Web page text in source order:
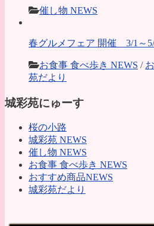
催し物 NEWS
春グルメフェア 開催 3/1～5/
お食事 食べ歩き NEWS /
苑だより
城彩苑にゅーす
桜の小路
城彩苑 NEWS
催し物 NEWS
お食事 食べ歩き NEWS
おすすめ商品NEWS
城彩苑だより